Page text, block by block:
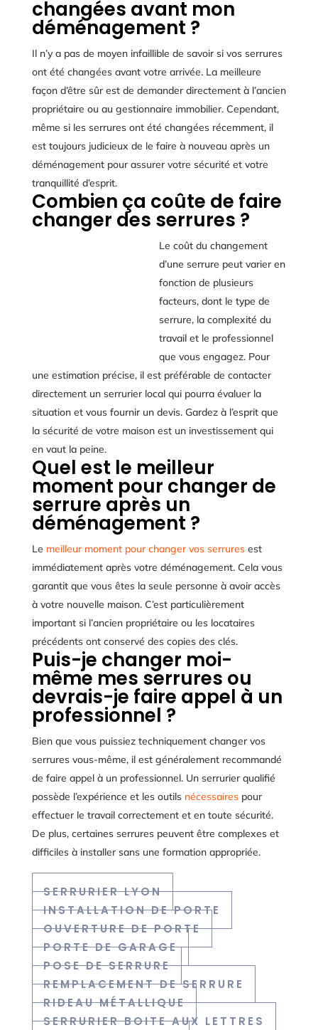
changées avant mon
déménagement ?
Il n’y a pas de moyen infaillible de savoir si vos serrures
ont été changées avant votre arrivée. La meilleure
façon d’être sûr est de demander directement à l’ancien
propriétaire ou au gestionnaire immobilier. Cependant,
même si les serrures ont été changées récemment, il
est toujours judicieux de le faire à nouveau après un
déménagement pour assurer votre sécurité et votre
tranquillité d’esprit.
Combien ça coûte de faire
changer des serrures ?
Le coût du changement
d’une serrure peut varier en
fonction de plusieurs
facteurs, dont le type de
serrure, la complexité du
travail et le professionnel
que vous engagez. Pour
une estimation précise, il est préférable de contacter
directement un serrurier local qui pourra évaluer la
situation et vous fournir un devis. Gardez à l’esprit que
la sécurité de votre maison est un investissement qui
en vaut la peine.
Quel est le meilleur
moment pour changer de
serrure après un
déménagement ?
Le meilleur moment pour changer vos serruresest
immédiatement après votre déménagement. Cela vous
garantit que vous êtes la seule personne à avoir accès
à votre nouvelle maison. C’est particulièrement
important si l’ancien propriétaire ou les locataires
précédents ont conservé des copies des clés.
Puis-je changer moi-
même mes serrures ou
devrais-je faire appel à un
professionnel ?
Bien que vous puissiez techniquement changer vos
serrures vous-même, il est généralement recommandé
de faire appel à un professionnel. Un serrurier qualifié
possède l’expérience et les outils nécessairespour
effectuer le travail correctement et en toute sécurité.
De plus, certaines serrures peuvent être complexes et
difficiles à installer sans une formation appropriée.
SERRURIER LYON
INSTALLATION DE PORTE
OUVERTURE DE PORTE
PORTE DE GARAGE
POSE DE SERRURE
REMPLACEMENT DE SERRURE
RIDEAU MÉTALLIQUE
SERRURIER BOITE AUX LETTRES